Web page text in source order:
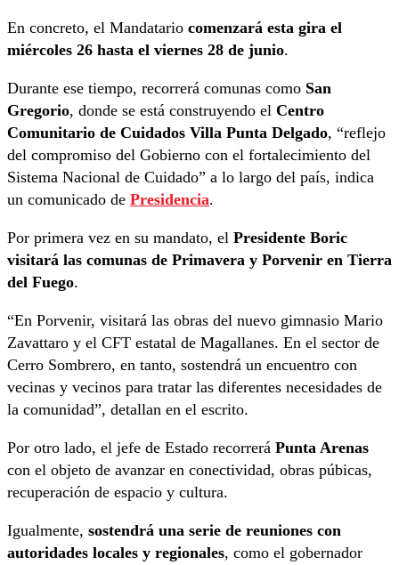
En concreto, el Mandatario comenzará esta gira el
miércoles 26 hasta el viernes 28 de junio.
Durante ese tiempo, recorrerá comunas como San
Gregorio, donde se está construyendo el Centro
Comunitario de Cuidados Villa Punta Delgado, “reflejo
del compromiso del Gobierno con el fortalecimiento del
Sistema Nacional de Cuidado” a lo largo del país, indica
un comunicado de Presidencia.
Por primera vez en su mandato, el Presidente Boric
visitará las comunas de Primavera y Porvenir en Tierra
del Fuego.
“En Porvenir, visitará las obras del nuevo gimnasio Mario
Zavattaro y el CFT estatal de Magallanes. En el sector de
Cerro Sombrero, en tanto, sostendrá un encuentro con
vecinas y vecinos para tratar las diferentes necesidades de
la comunidad”, detallan en el escrito.
Por otro lado, el jefe de Estado recorrerá Punta Arenas
con el objeto de avanzar en conectividad, obras púbicas,
recuperación de espacio y cultura.
Igualmente, sostendrá una serie de reuniones con
autoridades locales y regionales, como el gobernador